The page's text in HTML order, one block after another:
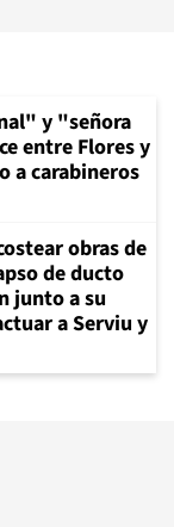
y "señora
entre Flores y
a carabineros
obras de
de ducto
junto a su
a Serviu y